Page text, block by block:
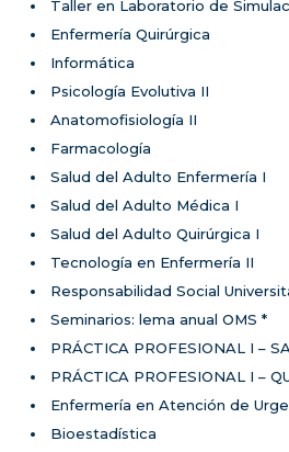
Taller en Laboratorio de
Enfermería Quirúrgica
Informática
Psicología Evolutiva II
Anatomofisiología II
Farmacología
Salud del Adulto Enfermería I
Salud del Adulto Médica I
Salud del Adulto Quirúrgica I
Tecnología en Enfermería II
Responsabilidad Social
Seminarios: lema anual OMS *
PRÁCTICA PROFESIONAL I –
PRÁCTICA PROFESIONAL I –
Enfermería en Atención de
Bioestadística